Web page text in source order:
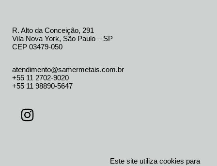
R. Alto da Conceição, 291
Vila Nova York, São Paulo – SP
CEP 03479-050
atendimento@samermetais.com.br
+55 11 2702-9020
+55 11 98890-5647
Este site utiliza cookies para